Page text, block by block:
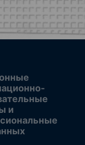
и